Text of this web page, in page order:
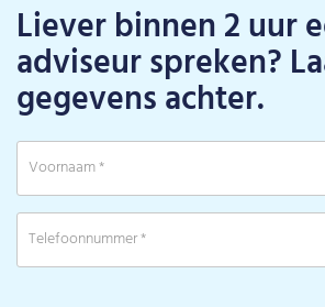
Liever binnen 2 uur
adviseur spreken?
gegevens achter.